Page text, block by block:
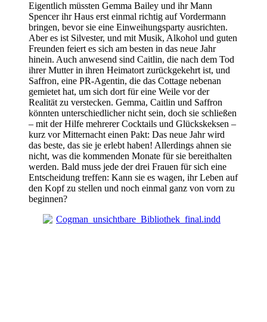
Eigentlich müssten Gemma Bailey und ihr Mann
Spencer ihr Haus erst einmal richtig auf Vordermann
bringen, bevor sie eine Einweihungsparty ausrichten.
Aber es ist Silvester, und mit Musik, Alkohol und guten
Freunden feiert es sich am besten in das neue Jahr
hinein. Auch anwesend sind Caitlin, die nach dem Tod
ihrer Mutter in ihren Heimatort zurückgekehrt ist, und
Saffron, eine PR-Agentin, die das Cottage nebenan
gemietet hat, um sich dort für eine Weile vor der
Realität zu verstecken. Gemma, Caitlin und Saffron
könnten unterschiedlicher nicht sein, doch sie schließen
– mit der Hilfe mehrerer Cocktails und Glückskeksen –
kurz vor Mitternacht einen Pakt: Das neue Jahr wird
das beste, das sie je erlebt haben! Allerdings ahnen sie
nicht, was die kommenden Monate für sie bereithalten
werden. Bald muss jede der drei Frauen für sich eine
Entscheidung treffen: Kann sie es wagen, ihr Leben auf
den Kopf zu stellen und noch einmal ganz von vorn zu
beginnen?